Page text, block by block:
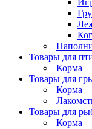
Товары для
Корма
Товары для
Корма
Товары для
Корма